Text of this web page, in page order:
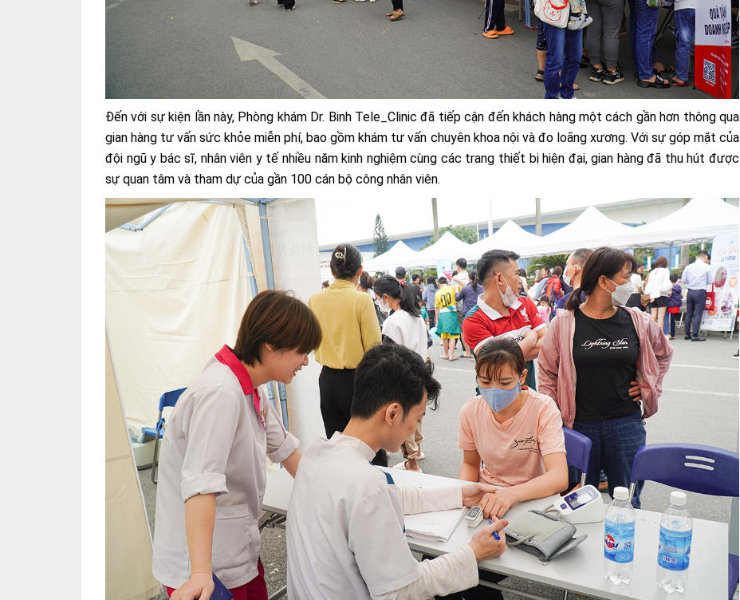
Đến với sự kiện lần này, Phòng khám Dr. Binh Tele_Clinic đã tiếp cận đến khách hàng một cách gần hơn thông qua
gian hàng tư vấn sức khỏe miễn phí, bao gồm khám tư vấn chuyên khoa nội và đo loãng xương. Với sự góp mặt của
đội ngũ y bác sĩ, nhân viên y tế nhiều năm kinh nghiệm cùng các trang thiết bị hiện đại, gian hàng đã thu hút được
sự quan tâm và tham dự của gần 100 cán bộ công nhân viên.